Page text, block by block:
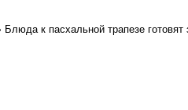
Блюда к пасхальной трапезе готовят